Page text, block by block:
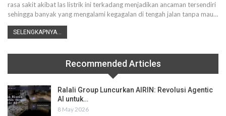
rasa sakit akibat las listrik ini terkadang menjadikan ancaman tersendiri
sehingga banyak yang mengalami kegagalan di tengah jalan tanpa mau…
SELENGKAPNYA...
Recommended Articles
Ralali Group Luncurkan AIRIN: Revolusi Agentic
AI untuk…
8 May 2026